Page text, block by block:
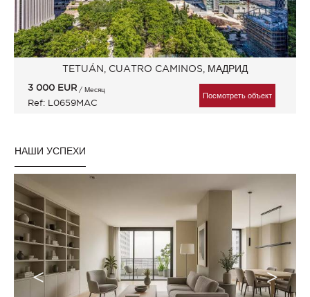
TETUÁN, CUATRO CAMINOS, МАДРИД
3 000 EUR / Месяц
Ref: L0659MAC
Посмотреть объект
НАШИ УСПЕХИ